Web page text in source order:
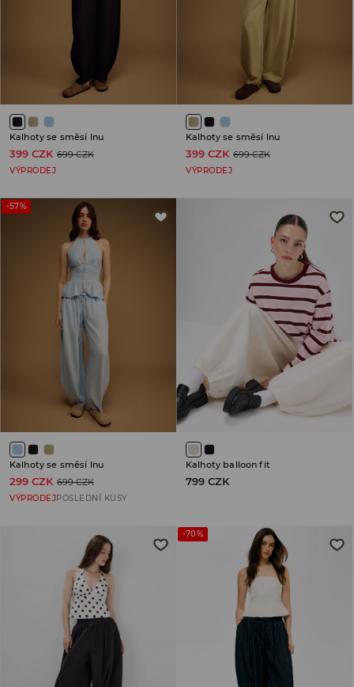
Kalhoty se směsí lnu
399 CZK 699 CZK
VÝPRODEJ
Kalhoty se směsí lnu
399 CZK 699 CZK
VÝPRODEJ
-57%
Kalhoty se směsí lnu
299 CZK 699 CZK
VÝPRODEJ POSLEDNÍ KUSY
Kalhoty balloon fit
799 CZK
-70%